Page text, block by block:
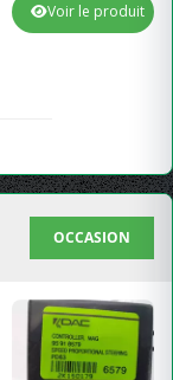
Voir le produit
OCCASION